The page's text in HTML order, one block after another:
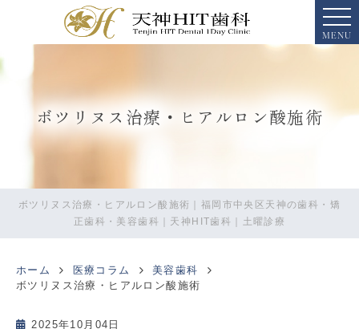
MENU
ボツリヌス治療・ヒアルロン酸施術
ボツリヌス治療・ヒアルロン酸施術｜福岡市中央区天神の歯科・矯
正歯科・美容歯科｜天神HIT歯科｜土曜診療
ホーム 医療コラム
美容歯科
ボツリヌス治療・ヒアルロン酸施術
2025年10月04日